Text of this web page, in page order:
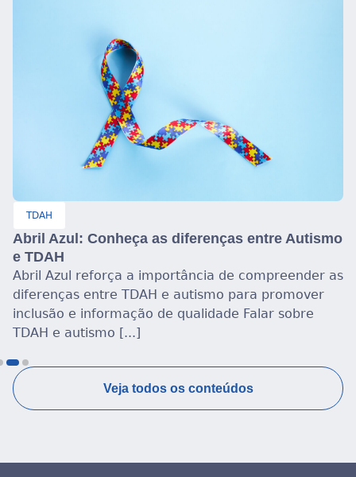
TDAH
Abril Azul: Conheça as diferenças entre Autismo
e TDAH
Abril Azul reforça a importância de compreender as
diferenças entre TDAH e autismo para promover
inclusão e informação de qualidade Falar sobre
TDAH e autismo [...]
Veja todos os conteúdos